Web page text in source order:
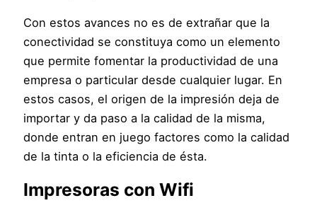
Con estos avances no es de extrañar que la
conectividad se constituya como un elemento
que permite fomentar la productividad de una
empresa o particular desde cualquier lugar. En
estos casos, el origen de la impresión deja de
importar y da paso a la calidad de la misma,
donde entran en juego factores como la calidad
de la tinta o la eficiencia de ésta.
Impresoras con Wifi